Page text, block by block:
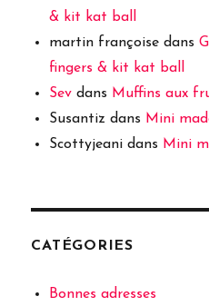
& kit kat ball
martin françoise dans
fingers & kit kat ball
Sev dans Muffins aux
Susantiz dans Mini
Scottyjeani dans Mini
CATÉGORIES
Bonnes adresses